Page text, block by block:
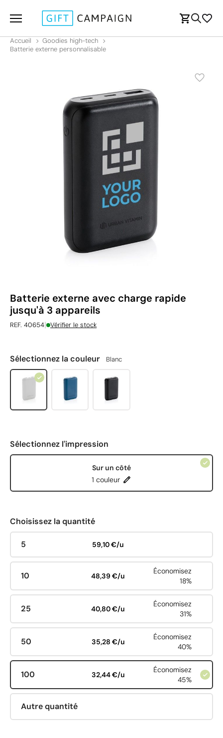
Accueil
Goodies high-tech
Batterie externe personnalisable
Batterie externe avec charge rapide
jusqu'à 3 appareils
REF. 40654| Vérifier le stock
Sélectionnez la couleur Blanc
Sélectionnez l'impression
Sur un côté
1 couleur
Choisissez la quantité
5 59,10 €/u
10 48,39 €/u
Économisez
18%
25 40,80 €/u
Économisez
31%
50 35,28 €/u
Économisez
40%
100 32,44 €/u
Économisez
45%
Autre quantité